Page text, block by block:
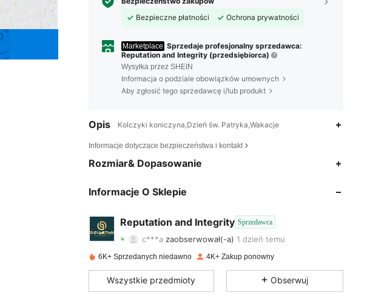
Bezpieczne płatności
Ochrona prywatności
Marketplace Sprzedaje profesjonalny sprzedawca:
Reputation and Integrity (przedsiębiorca)
Wysyłka przez SHEIN
Informacja o podziale obowiązków umownych
Aby zgłosić tego sprzedawcę i/lub produkt
Opis Kolczyki koniczyna,Dzień św. Patryka,Wakacje
Informacje dotyczące bezpieczeństwa i kontakt
Rozmiar& Dopasowanie
Informacje O Sklepie
Reputation and Integrity Sprzedawca
4,94 77
4,94 77
4,94 77 680
c***a zaobserwował(-a) 1 dzień temu
4,94 77
6K+ Sprzedanych niedawno 4K+ Zakup ponowny
Wszystkie przedmioty Obserwuj